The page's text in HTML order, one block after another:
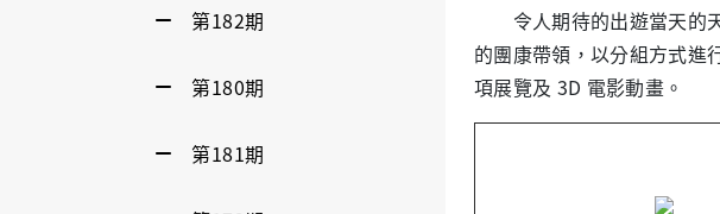
第182期
第180期
第181期
令人期待的出遊當天的天
的團康帶領，以分組方式進
項展覽及 3D 電影動畫。